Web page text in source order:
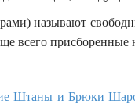
называют
всего присборенные